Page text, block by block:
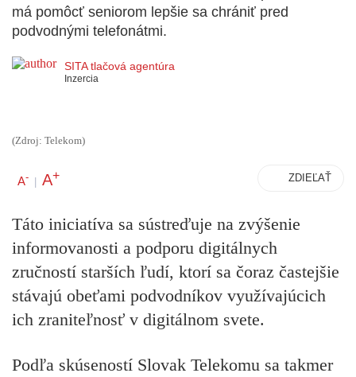
má pomôcť seniorom lepšie sa chrániť pred
podvodnými telefonátmi.
SITA tlačová agentúra
Inzercia
(Zdroj: Telekom)
A- | A+ ZDIEĽAŤ
Táto iniciatíva sa sústreďuje na zvýšenie
informovanosti a podporu digitálnych
zručností starších ľudí, ktorí sa čoraz častejšie
stávajú obeťami podvodníkov využívajúcich
ich zraniteľnosť v digitálnom svete.
Podľa skúseností Slovak Telekomu sa takmer